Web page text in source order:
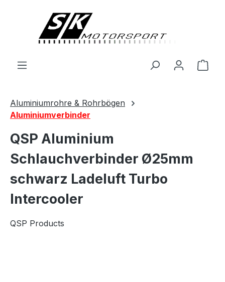
Aluminiumrohre & Rohrbögen
Aluminiumverbinder
QSP Aluminium
Schlauchverbinder Ø25mm
schwarz Ladeluft Turbo
Intercooler
QSP Products